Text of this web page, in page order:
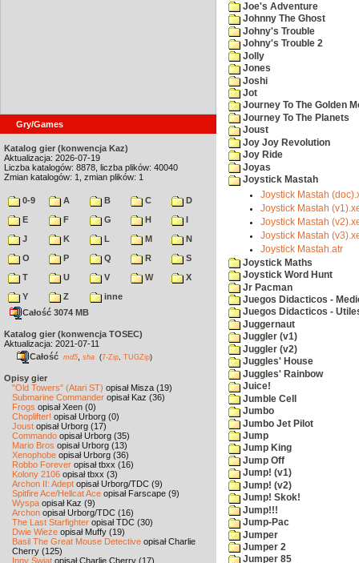
Gry/Games
Katalog gier (konwencja Kaz)
Aktualizacja: 2026-07-19
Liczba katalogów: 8878, liczba plików: 40040
Zmian katalogów: 1, zmian plików: 1
0-9 A B C
D
E
F G H
I
J
K L M
N
O
P Q R
S
T
U V W
X
Y
Z
inne
Całość 3074 MB
Katalog gier (konwencja TOSEC)
Aktualizacja: 2021-07-11
Całość md5 sha (7-Zip TUGZip)
Opisy gier
"Old Towers" (Atari ST) opisał Misza (19)
Submarine Commander opisał Kaz (36)
Frogs opisał Xeen (0)
Choplifter! opisał Urborg (0)
Joust opisał Urborg (17)
Commando opisał Urborg (35)
Mario Bros opisał Urborg (13)
Xenophobe opisał Urborg (36)
Robbo Forever opisał tbxx (16)
Kolony 2106 opisał tbxx (3)
Archon II: Adept opisał Urborg/TDC (9)
Spitfire Ace/Hellcat Ace opisał Farscape (9)
Wyspa opisał Kaz (9)
Archon opisał Urborg/TDC (16)
The Last Starfighter opisał TDC (30)
Dwie Wieże opisał Muffy (19)
Basil The Great Mouse Detective opisał Charlie
Cherry (125)
Inny Świat opisał Charlie Cherry (17)
Joe's Adventure
Johnny The Ghost
Johny's Trouble
Johny's Trouble 2
Jolly
Jones
Joshi
Jot
Journey To The Golden
Journey To The Planets
Joust
Joy Joy Revolution
Joy Ride
Joyas
Joystick Mastah
Joystick Mastah
Joystick Mastah
Joystick Mastah
Joystick Mastah
Joystick Mastah.atr
Joystick Maths
Joystick Word Hunt
Jr Pacman
Juegos Didacticos -
Juegos Didacticos -
Juggernaut
Juggler (v1)
Juggler (v2)
Juggles' House
Juggles' Rainbow
Juice!
Jumble Cell
Jumbo
Jumbo Jet Pilot
Jump
Jump King
Jump Off
Jump! (v1)
Jump! (v2)
Jump! Skok!
Jump!!!
Jump-Pac
Jumper
Jumper 2
Jumper 85